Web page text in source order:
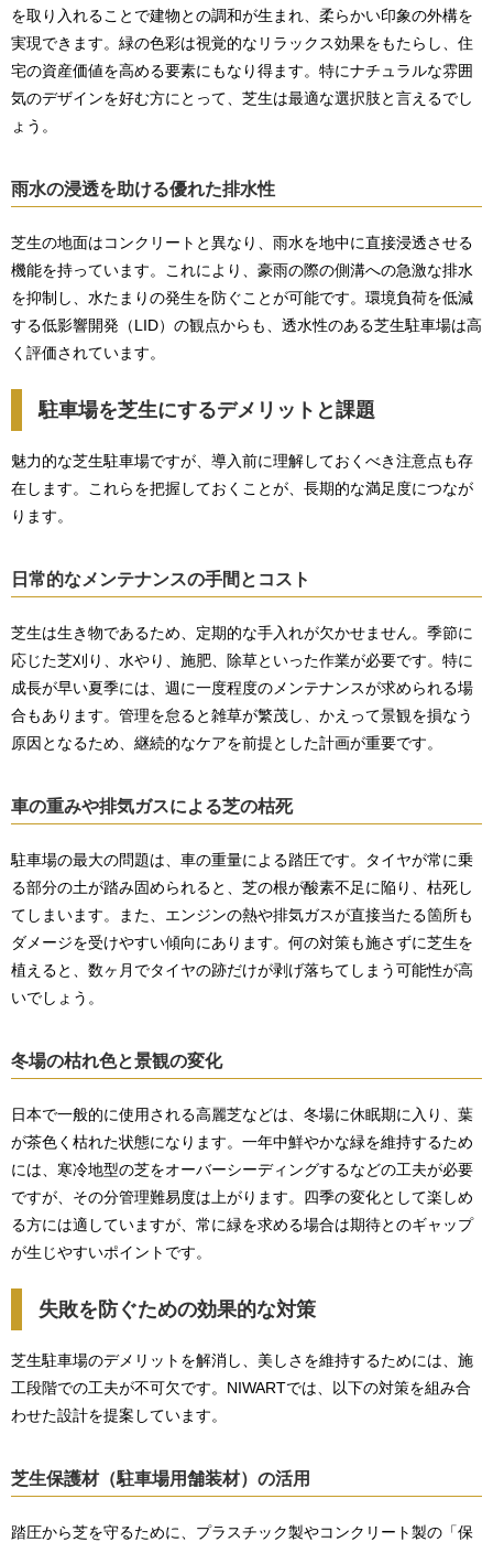
を取り入れることで建物との調和が生まれ、柔らかい印象の外構を
実現できます。緑の色彩は視覚的なリラックス効果をもたらし、住
宅の資産価値を高める要素にもなり得ます。特にナチュラルな雰囲
気のデザインを好む方にとって、芝生は最適な選択肢と言えるでし
ょう。
雨水の浸透を助ける優れた排水性
芝生の地面はコンクリートと異なり、雨水を地中に直接浸透させる
機能を持っています。これにより、豪雨の際の側溝への急激な排水
を抑制し、水たまりの発生を防ぐことが可能です。環境負荷を低減
する低影響開発（LID）の観点からも、透水性のある芝生駐車場は高
く評価されています。
駐車場を芝生にするデメリットと課題
魅力的な芝生駐車場ですが、導入前に理解しておくべき注意点も存
在します。これらを把握しておくことが、長期的な満足度につなが
ります。
日常的なメンテナンスの手間とコスト
芝生は生き物であるため、定期的な手入れが欠かせません。季節に
応じた芝刈り、水やり、施肥、除草といった作業が必要です。特に
成長が早い夏季には、週に一度程度のメンテナンスが求められる場
合もあります。管理を怠ると雑草が繁茂し、かえって景観を損なう
原因となるため、継続的なケアを前提とした計画が重要です。
車の重みや排気ガスによる芝の枯死
駐車場の最大の問題は、車の重量による踏圧です。タイヤが常に乗
る部分の土が踏み固められると、芝の根が酸素不足に陥り、枯死し
てしまいます。また、エンジンの熱や排気ガスが直接当たる箇所も
ダメージを受けやすい傾向にあります。何の対策も施さずに芝生を
植えると、数ヶ月でタイヤの跡だけが剥げ落ちてしまう可能性が高
いでしょう。
冬場の枯れ色と景観の変化
日本で一般的に使用される高麗芝などは、冬場に休眠期に入り、葉
が茶色く枯れた状態になります。一年中鮮やかな緑を維持するため
には、寒冷地型の芝をオーバーシーディングするなどの工夫が必要
ですが、その分管理難易度は上がります。四季の変化として楽しめ
る方には適していますが、常に緑を求める場合は期待とのギャップ
が生じやすいポイントです。
失敗を防ぐための効果的な対策
芝生駐車場のデメリットを解消し、美しさを維持するためには、施
工段階での工夫が不可欠です。NIWARTでは、以下の対策を組み合
わせた設計を提案しています。
芝生保護材（駐車場用舗装材）の活用
踏圧から芝を守るために、プラスチック製やコンクリート製の「保